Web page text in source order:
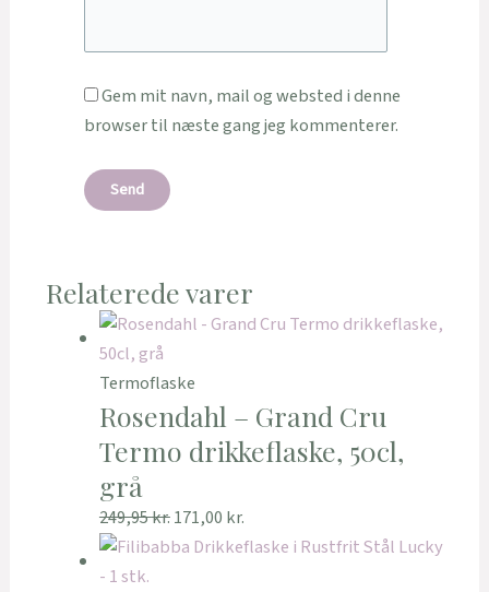
Gem mit navn, mail og websted i denne
browser til næste gang jeg kommenterer.
Relaterede varer
Termoflaske
Rosendahl – Grand Cru
Termo drikkeflaske, 50cl,
grå
249,95kr.171,00 kr.